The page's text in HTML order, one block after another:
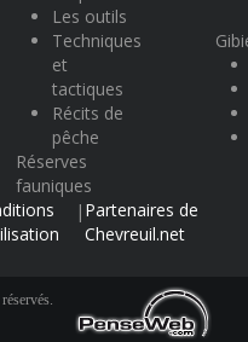
Les outils
Techniques
et
tactiques
Récits de
pêche
Réserves
fauniques
| Partenaires de
Chevreuil.net